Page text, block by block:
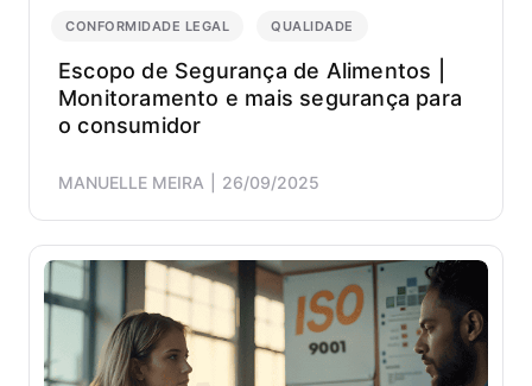
CONFORMIDADE LEGAL QUALIDADE
Escopo de Segurança de Alimentos |
Monitoramento e mais segurança para
o consumidor
MANUELLE MEIRA 26/09/2025